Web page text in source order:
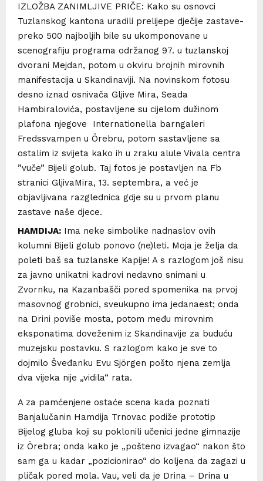
IZLOŽBA ZANIMLJIVE PRIČE: Kako su osnovci
Tuzlanskog kantona uradili prelijepe dječije zastave-
preko 500 najboljih bile su ukomponovane u
scenografiju programa održanog 97. u tuzlanskoj
dvorani Mejdan, potom u okviru brojnih mirovnih
manifestacija u Skandinaviji. Na novinskom fotosu
desno iznad osnivača Gljive Mira, Seada
Hambiralovića, postavljene su cijelom dužinom
plafona njegove Internationella barngaleri
Fredssvampen u Örebru, potom sastavljene sa
ostalim iz svijeta kako ih u zraku alule Vivala centra
”vuče” Bijeli golub. Taj fotos je postavljen na Fb
stranici GljivaMira, 13. septembra, a već je
objavljivana razglednica gdje su u prvom planu
zastave naše djece.
HAMDIJA: Ima neke simbolike nadnaslov ovih
kolumni Bijeli golub ponovo (ne)leti. Moja je želja da
poleti baš sa tuzlanske Kapije! A s razlogom još nisu
za javno unikatni kadrovi nedavno snimani u
Zvornku, na Kazanbašči pored spomenika na prvoj
masovnog grobnici, sveukupno ima jedanaest; onda
na Drini poviše mosta, potom među mirovnim
eksponatima doveženim iz Skandinavije za buduću
muzejsku postavku. S razlogom kako je sve to
dojmilo Šveđanku Evu Sjörgen pošto njena zemlja
dva vijeka nije „vidila“ rata.
A za pamćenjene ostaće scena kada poznati
Banjalučanin Hamdija Trnovac podiže prototip
Bijelog gluba koji su poklonili učenici jedne gimnazije
iz Örebra; onda kako je „pošteno izvagao“ nakon što
sam ga u kadar „pozicionirao“ do koljena da zagazi u
pličak pored mola. Vau, veli da je Drina – Drina u